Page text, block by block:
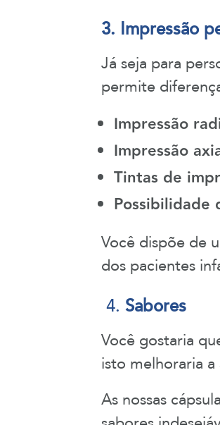
3. Impressão
Já seja para
permite
Impressão
Impressão
Tintas de
Possibilidade
Você dispõe de
dos pacientes
4. Sabores
Você gostaria
isto melhoraria
As nossas